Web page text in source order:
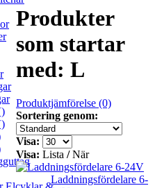
Produkter
som startar
med: L
Produktjämförelse (0)
Sortering genom:
Visa:
Visa: Lista / När
Laddningsfördelare 6-